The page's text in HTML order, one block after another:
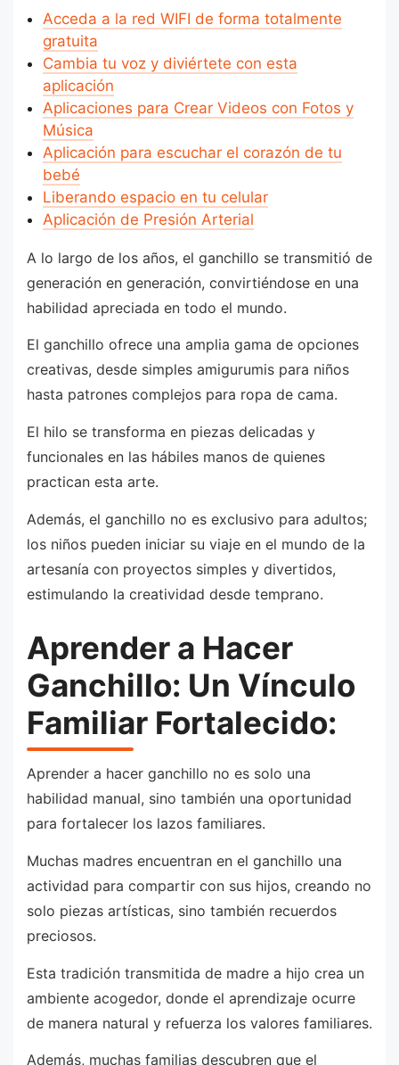
Acceda a la red WIFI de forma totalmente
gratuita
Cambia tu voz y diviértete con esta
aplicación
Aplicaciones para Crear Videos con Fotos y
Música
Aplicación para escuchar el corazón de tu
bebé
Liberando espacio en tu celular
Aplicación de Presión Arterial
A lo largo de los años, el ganchillo se transmitió de
generación en generación, convirtiéndose en una
habilidad apreciada en todo el mundo.
El ganchillo ofrece una amplia gama de opciones
creativas, desde simples amigurumis para niños
hasta patrones complejos para ropa de cama.
El hilo se transforma en piezas delicadas y
funcionales en las hábiles manos de quienes
practican esta arte.
Además, el ganchillo no es exclusivo para adultos;
los niños pueden iniciar su viaje en el mundo de la
artesanía con proyectos simples y divertidos,
estimulando la creatividad desde temprano.
Aprender a Hacer
Ganchillo: Un Vínculo
Familiar Fortalecido:
Aprender a hacer ganchillo no es solo una
habilidad manual, sino también una oportunidad
para fortalecer los lazos familiares.
Muchas madres encuentran en el ganchillo una
actividad para compartir con sus hijos, creando no
solo piezas artísticas, sino también recuerdos
preciosos.
Esta tradición transmitida de madre a hijo crea un
ambiente acogedor, donde el aprendizaje ocurre
de manera natural y refuerza los valores familiares.
Además, muchas familias descubren que el